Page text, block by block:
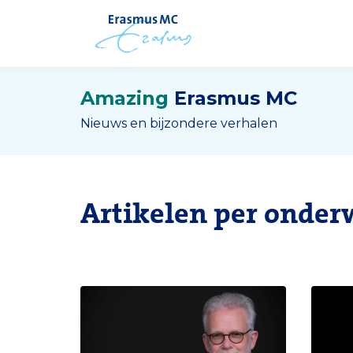
Amazing Erasmus MC
Nieuws en bijzondere verhalen
Artikelen per